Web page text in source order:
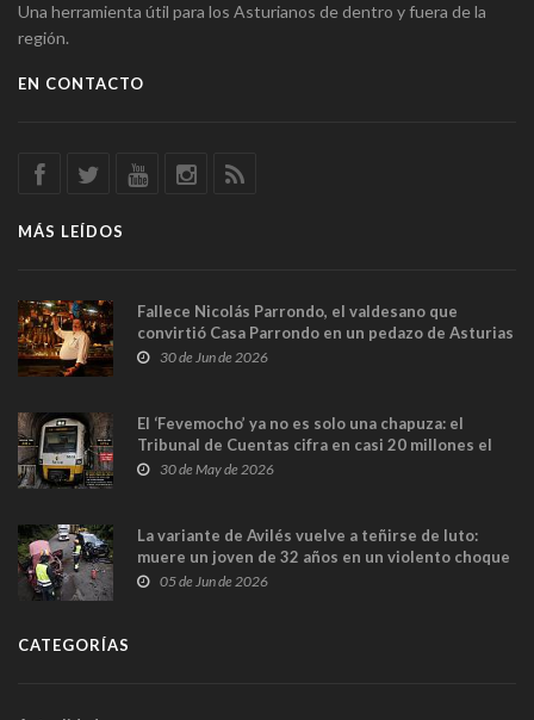
Una herramienta útil para los Asturianos de dentro y fuera de la
región.
EN CONTACTO
MÁS LEÍDOS
Fallece Nicolás Parrondo, el valdesano que
convirtió Casa Parrondo en un pedazo de Asturias
en Madrid
30 de Jun de 2026
El ‘Fevemocho’ ya no es solo una chapuza: el
Tribunal de Cuentas cifra en casi 20 millones el
sobrecoste de los trenes que no cabían por los
30 de May de 2026
La variante de Avilés vuelve a teñirse de luto:
muere un joven de 32 años en un violento choque
frontal
05 de Jun de 2026
CATEGORÍAS